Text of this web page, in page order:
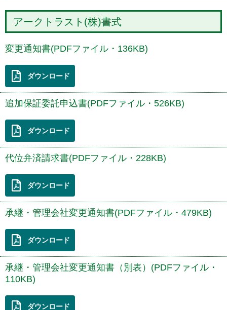
アークトラスト(株)書式
変更通知書(PDFファイル・136KB)
ダウンロード
追加保証委託申込書(PDFファイル・526KB)
ダウンロード
代位弁済請求書(PDFファイル・228KB)
ダウンロード
承継・管理会社変更通知書(PDFファイル・479KB)
ダウンロード
承継・管理会社変更通知書（別表）(PDFファイル・
110KB)
ダウンロード